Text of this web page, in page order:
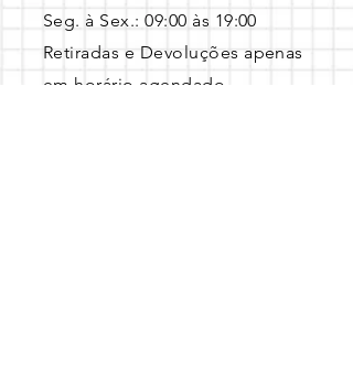
Seg. à Sex.: 09:00 às 19:00 ​
Retiradas e Devoluções apenas
em horário agendado.